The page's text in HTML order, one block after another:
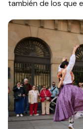
también de los que